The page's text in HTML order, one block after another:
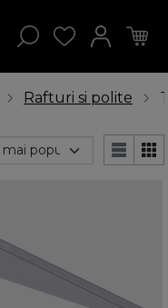
Rafturi si polite